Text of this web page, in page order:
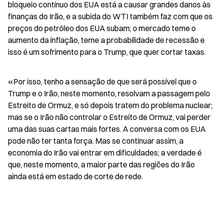
bloqueio contínuo dos EUA está a causar grandes danos às
finanças do Irão, e a subida do WTI também faz com que os
preços do petróleo dos EUA subam; o mercado teme o
aumento da inflação, teme a probabilidade de recessão e
isso é um sofrimento para o Trump, que quer cortar taxas.
«Por isso, tenho a sensação de que será possível que o
Trump e o Irão, neste momento, resolvam a passagem pelo
Estreito de Ormuz, e só depois tratem do problema nuclear;
mas se o Irão não controlar o Estreito de Ormuz, vai perder
uma das suas cartas mais fortes. A conversa com os EUA
pode não ter tanta força. Mas se continuar assim, a
economia do Irão vai entrar em dificuldades; a verdade é
que, neste momento, a maior parte das regiões do Irão
ainda está em estado de corte de rede.